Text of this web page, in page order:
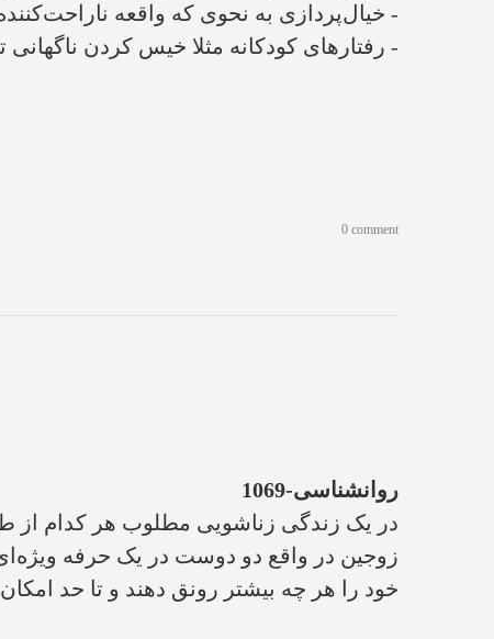
- خیال‌پردازی به نحوی که واقعه
- رفتارهای کودکانه مثلا خیس کردن
0 comment
روانشناسی-1069
در یک زندگی زناشویی مطلوب هر کدام از
زوجین در واقع دو دوست در یک حرفه
خود را هر چه بیشتر رونق دهند و تا حد